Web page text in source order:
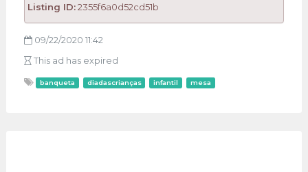
Listing ID:2355f6a0d52cd51b
09/22/2020 11:42
This ad has expired
banqueta diadascrianças infantil mesa